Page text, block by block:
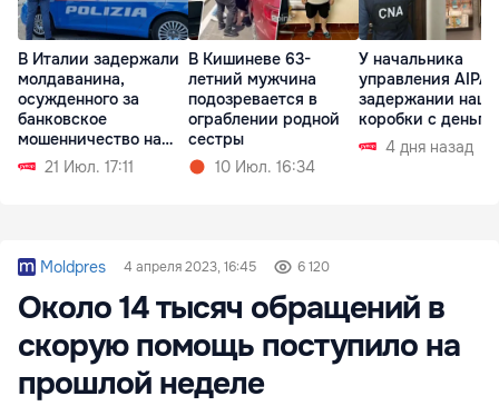
В Италии задержали
молдаванина,
осужденного за
банковское
мошенничество на
родине
21 Июл. 17:11
В Кишиневе 63-
летний мужчина
подозревается в
ограблении родной
сестры
10 Июл. 16:34
У начальника
управления AIPA
задержании
коробки с
4 дня назад
Moldpres 4 апреля 2023, 16:45 6 120
Около 14 тысяч обращений в
скорую помощь поступило на
прошлой неделе